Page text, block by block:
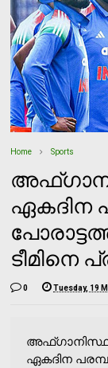
Home Sports
ഏകദിന
ടീമിനെ
0 Tuesday, 19
ഏകദിന